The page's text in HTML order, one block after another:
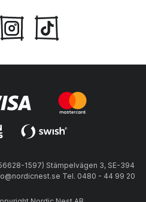
1597) Stämpelvägen 3, SE-394
Tel. 0480 - 44 99 20